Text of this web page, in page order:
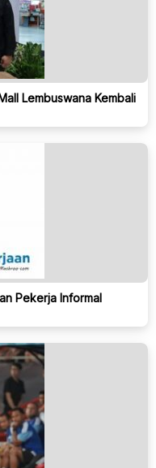
Lembuswana Kembali
Pekerja Informal